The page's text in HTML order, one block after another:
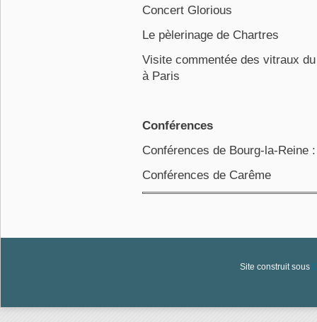
Concert Glorious
Le pèlerinage de Chartres
Visite commentée des vitraux
à Paris
Conférences
Conférences de Bourg-la-Reine
Conférences de Carême
Site construit sous